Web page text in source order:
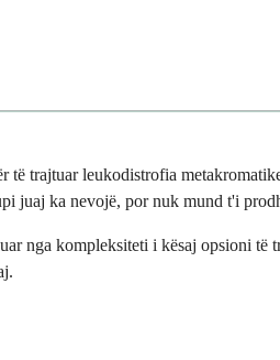
të trajtuar leukodistrofia
juaj ka nevojë, por nuk mund t'i
nga kompleksiteti i kësaj opsioni